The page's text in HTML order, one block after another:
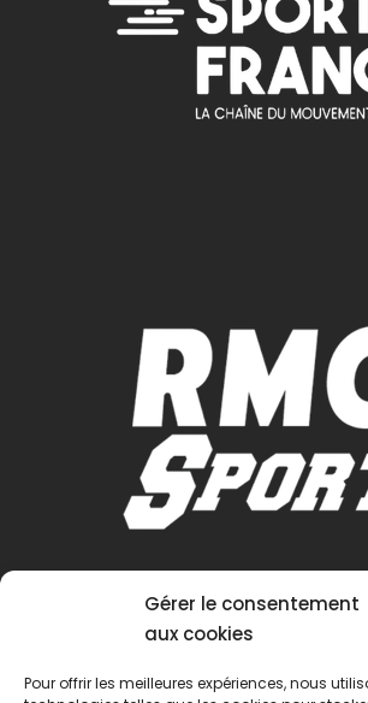
Gérer le consentement
aux cookies
Pour offrir les meilleures expériences, nous